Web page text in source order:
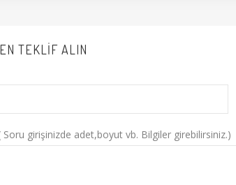
TEKLIF ALIN
( Soru girişinizde adet,boyut vb. Bilgiler girebilirsiniz.)